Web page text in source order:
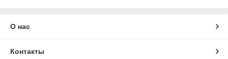
О нас
Контакты